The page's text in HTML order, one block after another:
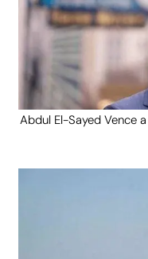
Abdul El-Sayed Vence